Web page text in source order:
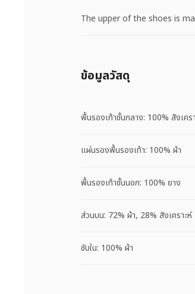
The upper of the shoes is
ข้อมูลวัสดุ
พื้นรองเท้าชั้นกลาง: 100% สังเคร
แผ่นรองพื้นรองเท้า: 100% ผ้า
พื้นรองเท้าชั้นนอก: 100% ยาง
ส่วนบน: 72% ผ้า, 28% สังเคราะห์
ซับใน: 100% ผ้า